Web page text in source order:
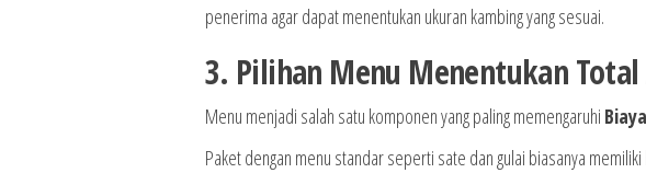
penerima agar dapat menentukan ukuran kambing yang sesuai.
3. Pilihan Menu Menentukan
Menu menjadi salah satu komponen yang paling memengaruhi
Paket dengan menu standar seperti sate dan gulai biasanya